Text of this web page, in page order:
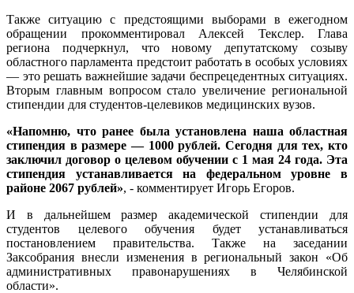
Также ситуацию с предстоящими выборами в ежегодном
обращении прокомментировал Алексей Текслер. Глава
региона подчеркнул, что новому депутатскому созыву
областного парламента предстоит работать в особых условиях
— это решать важнейшие задачи беспрецедентных ситуациях.
Вторым главным вопросом стало увеличение региональной
стипендии для студентов-целевиков медицинских вузов.
«Напомню, что ранее была установлена наша областная
стипендия в размере — 1000 рублей. Сегодня для тех, кто
заключил договор о целевом обучении с 1 мая 24 года. Эта
стипендия устанавливается на федеральном уровне в
районе 2067 рублей», - комментирует Игорь Егоров.
И в дальнейшем размер академической стипендии для
студентов целевого обучения будет устанавливаться
постановлением правительства. Также на заседании
Заксобрания внесли изменения в региональный закон «Об
административных правонарушениях в Челябинской
области».